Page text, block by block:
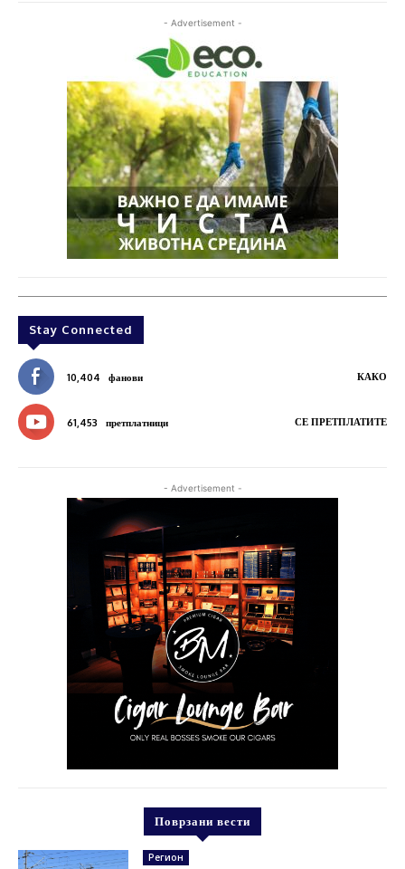
- Advertisement -
Stay Connected
10,404 фанови КАКО
61,453 претплатници СЕ ПРЕТПЛАТИТЕ
- Advertisement -
Поврзани вести
Регион